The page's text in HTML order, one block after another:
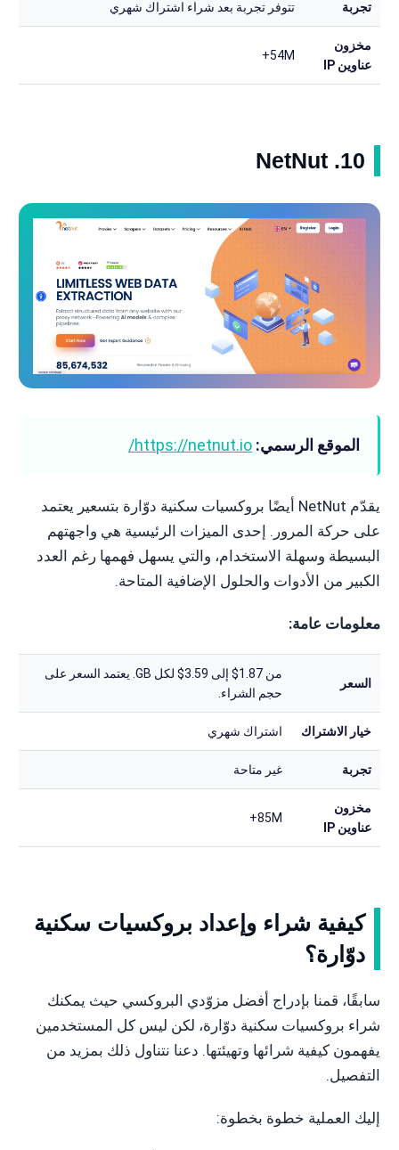
تجربة تتوفر تجربة بعد شراء اشتراك شهري
مخزون
عناوين IP
54M+
10. NetNut
الموقع الرسمي: https://netnut.io/
يقدّم NetNut أيضًا بروكسيات سكنية دوّارة بتسعير يعتمد
على حركة المرور. إحدى الميزات الرئيسية هي واجهتهم
البسيطة وسهلة الاستخدام، والتي يسهل فهمها رغم العدد
الكبير من الأدوات والحلول الإضافية المتاحة.
معلومات عامة:
السعر
من 1.87$ إلى 3.59$ لكل GB. يعتمد السعر على
حجم الشراء.
خيار الاشتراك اشتراك شهري
تجربة غير متاحة
مخزون
عناوين IP
85M+
كيفية شراء وإعداد بروكسيات سكنية
دوّارة؟
سابقًا، قمنا بإدراج أفضل مزوّدي البروكسي حيث يمكنك
شراء بروكسيات سكنية دوّارة، لكن ليس كل المستخدمين
يفهمون كيفية شرائها وتهيئتها. دعنا نتناول ذلك بمزيد من
التفصيل.
إليك العملية خطوة بخطوة: